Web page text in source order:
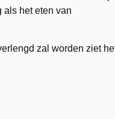
als het eten van
zal worden ziet